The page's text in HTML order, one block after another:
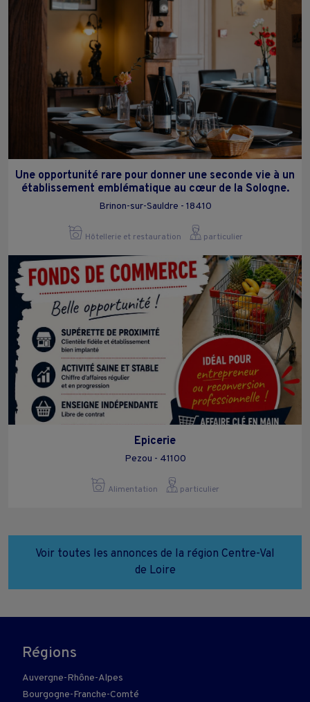
Une opportunité rare pour donner une seconde vie à un
établissement emblématique au cœur de la Sologne.
Brinon-sur-Sauldre - 18410
Hôtellerie et restauration particulier
Epicerie
Pezou - 41100
Alimentation particulier
Voir toutes les annonces de la région Centre-Val
de Loire
Régions
Auvergne-Rhône-Alpes
Bourgogne-Franche-Comté